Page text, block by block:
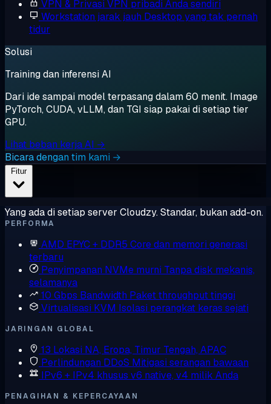
VPN & Privasi VPN pribadi Anda sendiri
Workstation jarak jauh Desktop yang tak pernah
tidur
Solusi
Training dan inferensi AI
Dari ide sampai model terpasang dalam 60 menit. Image
PyTorch, CUDA, vLLM, dan TGI siap pakai di setiap tier
GPU.
Lihat beban kerja AI →
Bicara dengan tim kami →
Fitur
Yang ada di setiap server Cloudzy. Standar, bukan add-on.
PERFORMA
AMD EPYC + DDR5 Core dan memori generasi
terbaru
Penyimpanan NVMe murni Tanpa disk mekanis,
selamanya
10 Gbps Bandwidth Paket throughput tinggi
Virtualisasi KVM Isolasi perangkat keras sejati
JARINGAN GLOBAL
13 Lokasi NA, Eropa, Timur Tengah, APAC
Perlindungan DDoS Mitigasi serangan bawaan
IPv6 + IPv4 khusus v6 native, v4 milik Anda
PENAGIHAN & KEPERCAYAAN